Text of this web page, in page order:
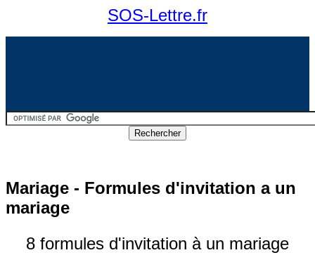
SOS-Lettre.fr
Mariage - Formules d'invitation a un
mariage
8 formules d'invitation à un mariage